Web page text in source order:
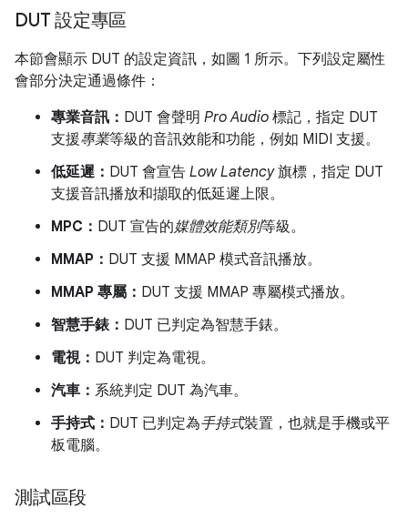
DUT 設定專區
本節會顯示 DUT 的設定資訊，如圖 1 所示。下列設定屬性
會部分決定通過條件：
專業音訊： DUT 會聲明 Pro Audio 標記，指定 DUT
支援專業等級的音訊效能和功能，例如 MIDI 支援。
低延遲： DUT 會宣告 Low Latency旗標，指定 DUT
支援音訊播放和擷取的低延遲上限。
MPC： DUT 宣告的媒體效能類別等級。
MMAP： DUT 支援 MMAP 模式音訊播放。
MMAP 專屬： DUT 支援 MMAP 專屬模式播放。
智慧手錶： DUT 已判定為智慧手錶。
電視： DUT 判定為電視。
汽車： 系統判定 DUT 為汽車。
手持式： DUT 已判定為手持式裝置，也就是手機或平
板電腦。
測試區段